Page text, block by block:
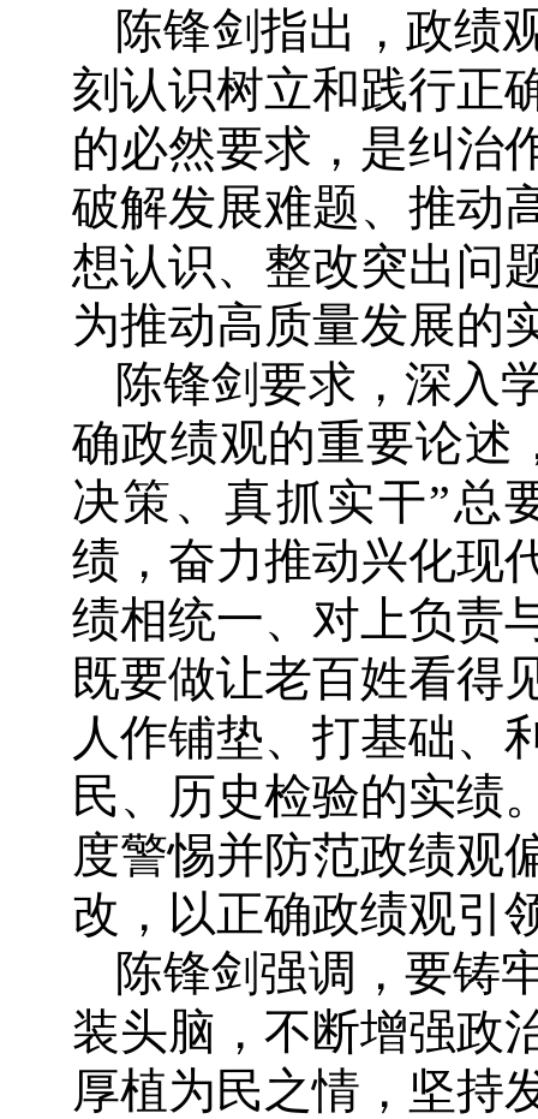
陈锋剑指出，政绩
刻认识树立和践行正
的必然要求，是纠治
破解发展难题、推动
想认识、整改突出问
为推动高质量发展的
陈锋剑要求，深入
确政绩观的重要论述
决策、真抓实干”总
绩，奋力推动兴化现
绩相统一、对上负责
既要做让老百姓看得
人作铺垫、打基础、
民、历史检验的实绩
度警惕并防范政绩观
改，以正确政绩观引
陈锋剑强调，要铸
装头脑，不断增强政
厚植为民之情，坚持